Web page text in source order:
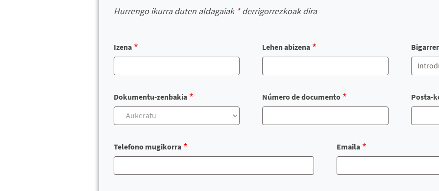
Hurrengo ikurra duten aldagaiak *derrigorrezkoak dira
Izena Lehen abizena
Dokumentu-zenbakia Número de documento Posta-
Telefono mugikorra Emaila